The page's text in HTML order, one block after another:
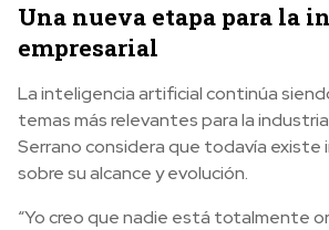
Una nueva etapa para la
empresarial
La inteligencia artificial continúa
temas más relevantes para la
Serrano considera que todavía existe
sobre su alcance y evolución.
“Yo creo que nadie está totalmente